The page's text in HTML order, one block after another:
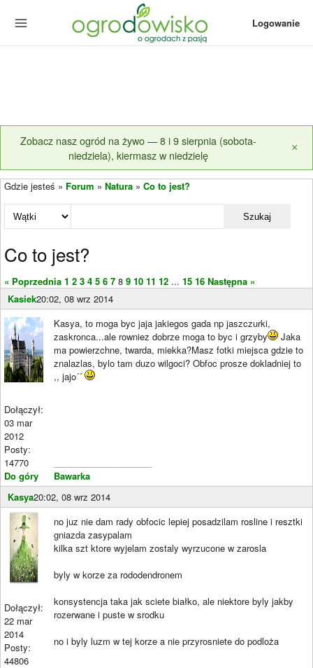
Logowanie
Zobacz nasz ogród na żywo — 8 i 9 sierpnia (sobota-
niedziela), kiermasz w niedzielę
×
Gdzie jesteś » Forum » Natura » Co to jest?
Szukaj
Co to jest?
« Poprzednia 1 2 3 4 5 6 7 8 9 10 11 12 ... 15 16 Następna »
Kasiek20:02, 08 wrz 2014
Dołączył:
03 mar
2012
Posty:
14770
Do góry
Kasya, to moga byc jaja jakiegos gada np jaszczurki,
zaskronca...ale rowniez dobrze moga to byc i grzyby
Jaka
ma powierzchne, twarda, miekka?Masz fotki miejsca gdzie to
znalazlas, bylo tam duzo wilgoci? Obfoc prosze dokladniej to
,, jajo´´
Bawarka
Kasya20:02, 08 wrz 2014
Dołączył:
22 mar
2014
Posty:
44806
no juz nie dam rady obfocic lepiej posadzilam rosline i resztki
gniazda zasypalam
kilka szt ktore wyjelam zostaly wyrzucone w zarosla
byly w korze za rododendronem
konsystencja taka jak sciete białko, ale niektore byly jakby
rozerwane i puste w srodku
no i byly luzm w tej korze a nie przyrosniete do podloża